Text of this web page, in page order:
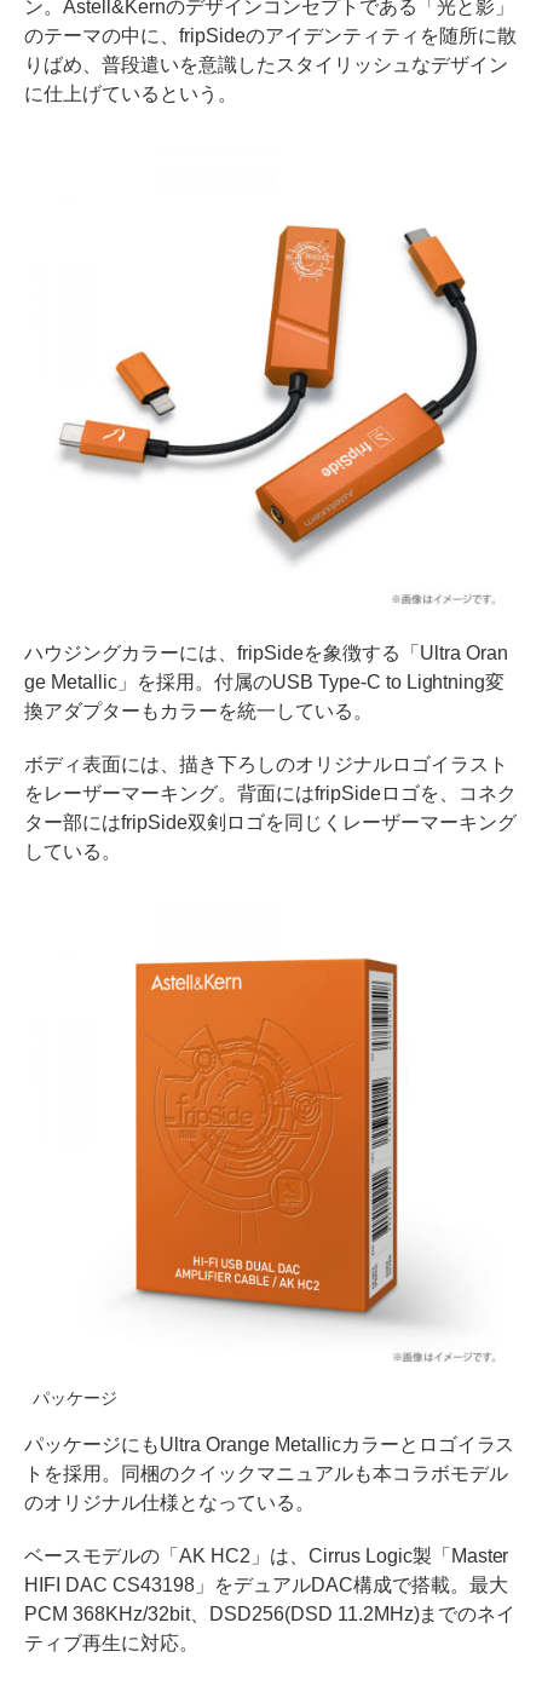
ン。Astell&Kernのデザインコンセプトである「光と影」
のテーマの中に、fripSideのアイデンティティを随所に散
りばめ、普段遣いを意識したスタイリッシュなデザイン
に仕上げているという。
ハウジングカラーには、fripSideを象徴する「Ultra Oran
ge Metallic」を採用。付属のUSB Type-C to Lightning変
換アダプターもカラーを統一している。
ボディ表面には、描き下ろしのオリジナルロゴイラスト
をレーザーマーキング。背面にはfripSideロゴを、コネク
ター部にはfripSide双剣ロゴを同じくレーザーマーキング
している。
パッケージ
パッケージにもUltra Orange Metallicカラーとロゴイラス
トを採用。同梱のクイックマニュアルも本コラボモデル
のオリジナル仕様となっている。
ベースモデルの「AK HC2」は、Cirrus Logic製「Master
HIFI DAC CS43198」をデュアルDAC構成で搭載。最大
PCM 368KHz/32bit、DSD256(DSD 11.2MHz)までのネイ
ティブ再生に対応。